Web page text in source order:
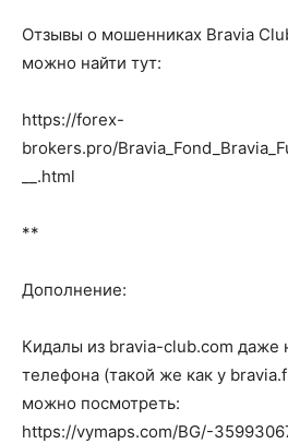
Отзывы о мошенниках Bravia
можно найти тут:
https://forex-
brokers.pro/
__.html
**
Дополнение:
Кидалы из bravia-club.com даже
телефона (такой же как у
можно посмотреть:
https://vymaps.com/BG/-